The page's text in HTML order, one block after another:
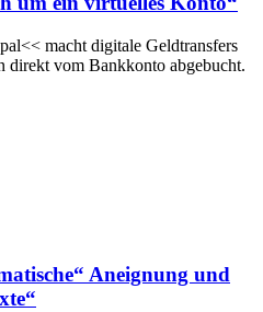
macht digitale Geldtransfers
direkt vom Bankkonto abgebucht.
Aneignung und